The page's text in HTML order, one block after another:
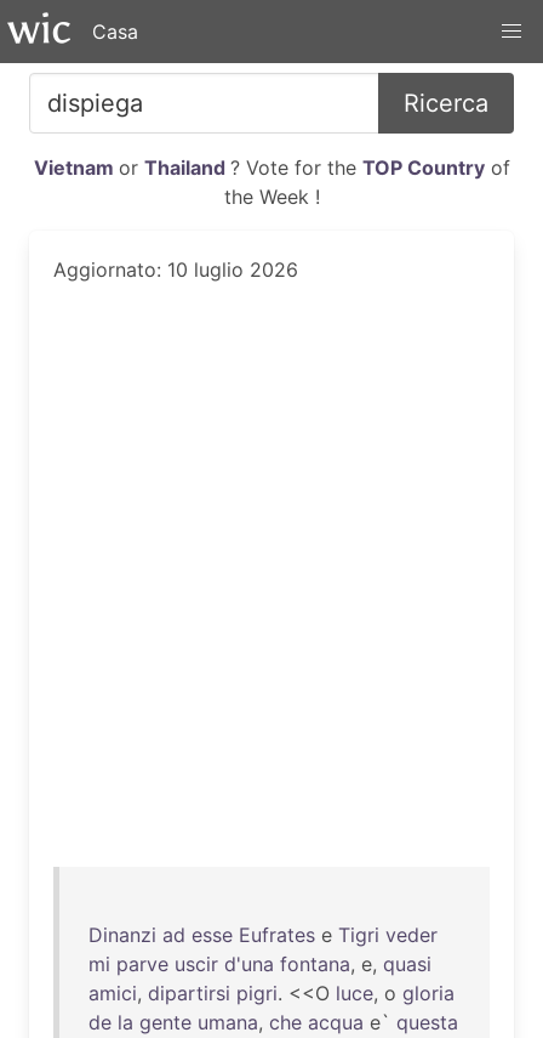
Casa
Ricerca
Vietnam or Thailand ? Vote for the TOP Countryof
the Week !
Aggiornato: 10 luglio 2026
Dinanzi ad esse Eufrates e Tigri veder
mi parve uscir d'una fontana, e, quasi
amici, dipartirsi pigri. <<O luce, o gloria
de la gente umana, che acqua e` questa